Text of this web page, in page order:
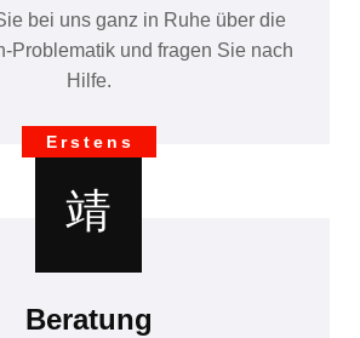
bei uns ganz in Ruhe über die
Problematik und fragen Sie nach
Hilfe.
Erstens
Beratung